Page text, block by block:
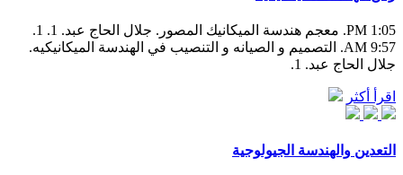
1:05 PM. معجم هندسة الميكانيك المصور. جلال الحاج عبد. 1. 1.
9:57 AM. التصميم و الصيانه و التنصيب في الهندسة الميكانيكيه.
جلال الحاج عبد. 1.
اقرأ أكثر
التعدين والهندسة الجيولوجية